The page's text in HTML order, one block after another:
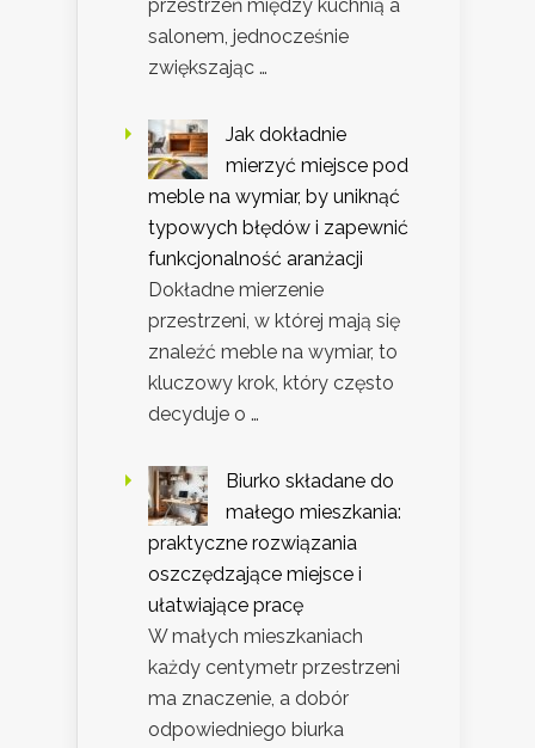
przestrzeń między kuchnią a
salonem, jednocześnie
zwiększając …
Jak dokładnie
mierzyć miejsce pod
meble na wymiar, by uniknąć
typowych błędów i zapewnić
funkcjonalność aranżacji
Dokładne mierzenie
przestrzeni, w której mają się
znaleźć meble na wymiar, to
kluczowy krok, który często
decyduje o …
Biurko składane do
małego mieszkania:
praktyczne rozwiązania
oszczędzające miejsce i
ułatwiające pracę
W małych mieszkaniach
każdy centymetr przestrzeni
ma znaczenie, a dobór
odpowiedniego biurka